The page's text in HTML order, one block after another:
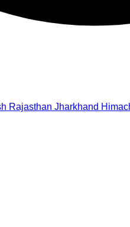
Rajasthan Jharkhand